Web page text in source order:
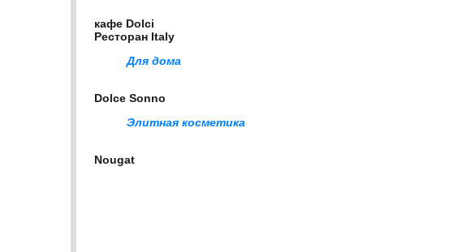
кафе Dolci
Ресторан Italy
Для дома
Dolce Sonno
Элитная косметика
Nougat